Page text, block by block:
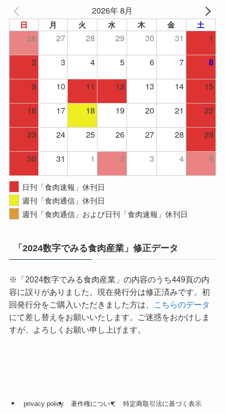
2026年 8月
日 月 火 水 木 金 土
26 27 28 29 30 31
1
2
3 4 5 6 7 8
9 10 11 12 13 14
15
16
17 18 19 20 21
22
23
24 25 26 27 28
29
30
31 1 2 3 4 5
日刊「食肉速報」休刊日
週刊「食肉通信」休刊日
週刊「食肉通信」および日刊「食肉速報」休刊日
「2024数字でみる食肉産業」修正データ
※「2024数字でみる食肉産業」の内容のうち449頁の内
容に誤りがありました。現在発行分は修正済みです。初
回発行分をご購入いただきました方は、
こちらのデータ
にて差し替えをお願いいたします。ご迷惑をおかけしま
すが、よろしくお願い申し上げます。
privacy policy 著作権について 特定商取引法に基づく表示